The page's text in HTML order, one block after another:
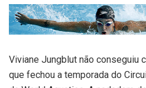
Viviane Jungblut não conseguiu
que fechou a temporada do